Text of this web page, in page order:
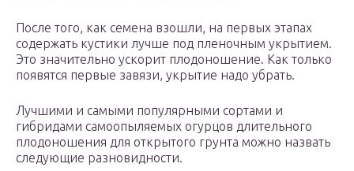
После того, как семена взошли, на первых этапах
содержать кустики лучше под пленочным укрытием.
Это значительно ускорит плодоношение. Как только
появятся первые завязи, укрытие надо убрать.
Лучшими и самыми популярными сортами и
гибридами самоопыляемых огурцов длительного
плодоношения для открытого грунта можно назвать
следующие разновидности.